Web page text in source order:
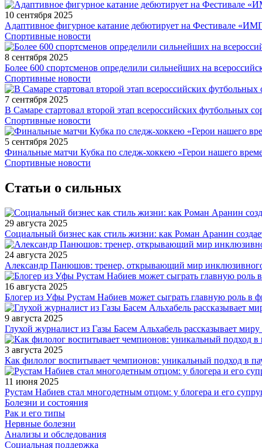
10 сентября 2025
Адаптивное фигурное катание дебютирует на Фестивале
Спортивные новости
8 сентября 2025
Более 600 спортсменов определили сильнейших на
Спортивные новости
7 сентября 2025
В Самаре стартовал второй этап всероссийских футбольных
Спортивные новости
5 сентября 2025
Финальные матчи Кубка по следж-хоккею «Герои нашего
Спортивные новости
Статьи о сильных
29 августа 2025
Социальный бизнес как стиль жизни: как Роман Аранин
24 августа 2025
Александр Панюшов: тренер, открывающий мир
16 августа 2025
Блогер из Уфы Рустам Набиев может сыграть главную роль в
9 августа 2025
Глухой журналист из Газы Басем Альхабель рассказывает
3 августа 2025
Как филолог воспитывает чемпионов: уникальный подход в
11 июня 2025
Рустам Набиев стал многодетным отцом: у блогера и его
Болезни и состояния
Рак и его типы
Нервные болезни
Анализы и обследования
Социальная поддержка